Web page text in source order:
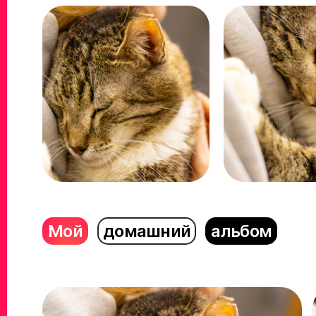
Мой домашний альбом